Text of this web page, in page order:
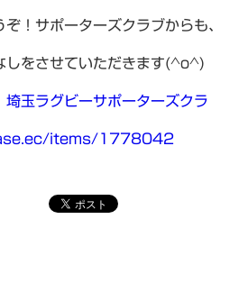
！サポーターズクラブからも、
しをさせていただきます(^o^)
埼玉ラグビーサポーターズクラ
items/1778042